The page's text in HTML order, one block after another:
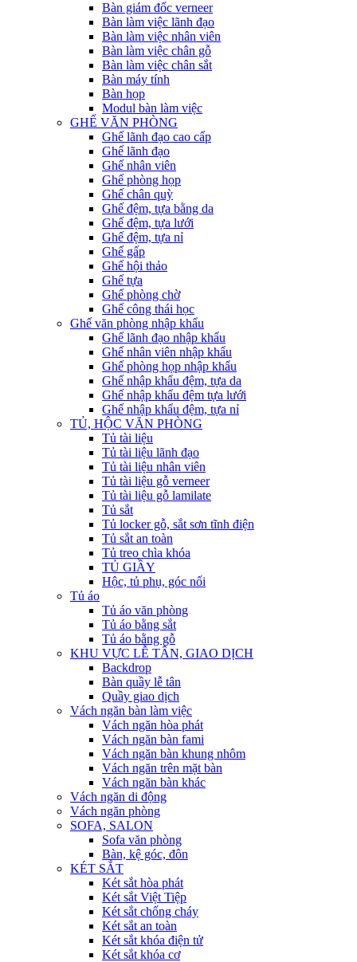
Bàn giám đốc verneer
Bàn làm việc lãnh đạo
Bàn làm việc nhân viên
Bàn làm việc chân gỗ
Bàn làm việc chân sắt
Bàn máy tính
Bàn họp
Modul bàn làm việc
GHẾ VĂN PHÒNG
Ghế lãnh đạo cao cấp
Ghế lãnh đạo
Ghế nhân viên
Ghế phòng họp
Ghế chân quỳ
Ghế đệm, tựa bằng da
Ghế đệm, tựa lưới
Ghế đệm, tựa nỉ
Ghế gấp
Ghế hội thảo
Ghế tựa
Ghế phòng chờ
Ghế công thái học
Ghế văn phòng nhập khẩu
Ghế lãnh đạo nhập khẩu
Ghế nhân viên nhập khẩu
Ghế phòng họp nhập khẩu
Ghế nhập khẩu đệm, tựa da
Ghế nhập khẩu đệm tựa lưới
Ghế nhập khẩu đệm, tựa nỉ
TỦ, HỘC VĂN PHÒNG
Tủ tài liệu
Tủ tài liệu lãnh đạo
Tủ tài liệu nhân viên
Tủ tài liệu gỗ verneer
Tủ tài liệu gỗ lamilate
Tủ sắt
Tủ locker gỗ, sắt sơn tĩnh điện
Tủ sắt an toàn
Tủ treo chìa khóa
TỦ GIẦY
Hộc, tủ phụ, góc nối
Tủ áo
Tủ áo văn phòng
Tủ áo bằng sắt
Tủ áo bằng gỗ
KHU VỰC LỄ TÂN, GIAO DỊCH
Backdrop
Bàn quầy lễ tân
Quầy giao dịch
Vách ngăn bàn làm việc
Vách ngăn hòa phát
Vách ngăn bàn fami
Vách ngăn bàn khung nhôm
Vách ngăn trên mặt bàn
Vách ngăn bàn khác
Vách ngăn di động
Vách ngăn phòng
SOFA, SALON
Sofa văn phòng
Bàn, kệ góc, đôn
KÉT SẮT
Két sắt hòa phát
Két sắt Việt Tiệp
Két sắt chống cháy
Két sắt an toàn
Két sắt khóa điện tử
Két sắt khóa cơ